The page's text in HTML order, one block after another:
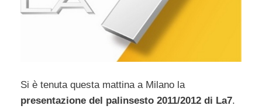
Si è tenuta questa mattina a Milano la
presentazione del palinsesto 2011/2012 di La7.